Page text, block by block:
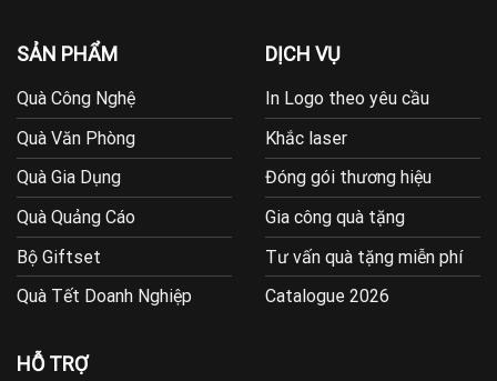
SẢN PHẨM
Quà Công Nghệ
Quà Văn Phòng
Quà Gia Dụng
Quà Quảng Cáo
Bộ Giftset
Quà Tết Doanh Nghiệp
DỊCH VỤ
In Logo theo yêu cầu
Khắc laser
Đóng gói thương hiệu
Gia công quà tặng
Tư vấn quà tặng miễn phí
Catalogue 2026
HỖ TRỢ